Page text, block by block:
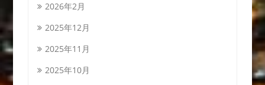
2026年2月
2025年12月
2025年11月
2025年10月